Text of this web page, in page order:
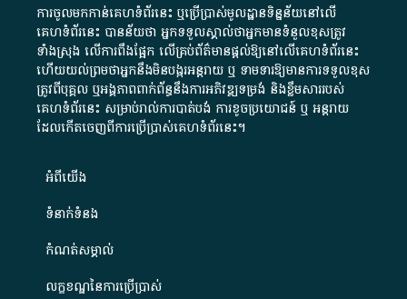
ការចូលមកកាន់គេហទំព័រនេះ ឬប្រើប្រាស់មូលដ្ឋានទិន្នន័យនៅលើ
គេហទំព័រនេះ បានន័យថា អ្នកទទួលស្គាល់ថាអ្នកមានទំនួលខុសត្រូវ
ទាំងស្រុង លើការពឹងផ្អែក លើគ្រប់ព័ត៌មានផ្តល់ឱ្យនៅលើគេហទំព័រនេះ
ហើយយល់ព្រមថាអ្នកនឹងមិនបង្ករអន្តរាយ ឬ ទាមទារ​ឱ្យមានការទទួលខុស​
ត្រូវពីបុគ្គល ឬអង្គភាពពាក់ព័ន្ធនឹងការអភិវឌ្ឍទម្រង់ និងខ្លឹមសាររបស់
គេហទំព័រនេះ សម្រាប់រាល់ការបាត់បង់ ការខូចប្រយោជន៍ ឬ អន្តរាយ
ដែលកើតចេញពីការប្រើប្រាស់គេហទំព័រនេះ។
អំពី​យើង​
ទំនាក់ទំនង
កំណត់សម្គាល់
លក្ខខណ្ឌនៃការប្រើប្រាស់